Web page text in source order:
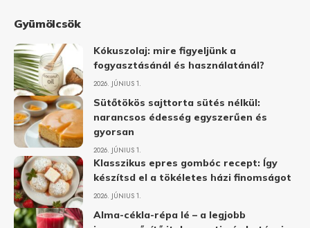
Gyümölcsök
Kókuszolaj: mire figyeljünk a
fogyasztásánál és használatánál?
2026. JÚNIUS 1.
Sütőtökös sajttorta sütés nélkül:
narancsos édesség egyszerűen és
gyorsan
2026. JÚNIUS 1.
Klasszikus epres gombóc recept: Így
készítsd el a tökéletes házi finomságot
2026. JÚNIUS 1.
Alma-cékla-répa lé – a legjobb